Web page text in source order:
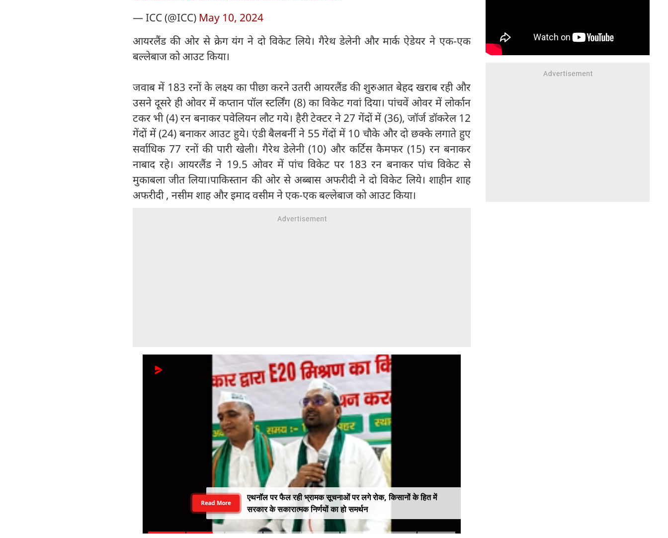
— ICC (@ICC) May 10, 2024
आयरलैंड की ओर से क्रेग यंग ने दो विकेट लिये। गैरेथ डेलेनी और मार्क ऐडेयर ने एक-एक
बल्लेबाज को आउट किया।
जवाब में 183 रनों के लक्ष्य का पीछा करने उतरी आयरलैंड की शुरुआत बेहद खराब रही और
उसने दूसरे ही ओवर में कप्तान पॉल स्टर्लिंग (8) का विकेट गवां दिया। पांचवें ओवर में लोर्कान
टकर भी (4) रन बनाकर पवेलियन लौट गये। हैरी टेक्टर ने 27 गेंदों में (36), जॉर्ज डॉकरेल 12
गेंदों में (24) बनाकर आउट हुये। एंडी बैलबर्नी ने 55 गेंदों में 10 चौके और दो छक्के लगाते हुए
सर्वाधिक 77 रनों की पारी खेली। गैरेथ डेलेनी (10) और कर्टिस कैमफर (15) रन बनाकर
नाबाद रहे। आयरलैंड ने 19.5 ओवर में पांच विकेट पर 183 रन बनाकर पांच विकेट से
मुकाबला जीत लिया।पाकिस्तान की ओर से अब्बास अफरीदी ने दो विकेट लिये। शाहीन शाह
अफरीदी , नसीम शाह और इमाद वसीम ने एक-एक बल्लेबाज को आउट किया।
एथनॉल पर फैल रही भ्रामक सूचनाओं पर लगे रोक, किसानों के हित में
सरकार के सकारात्मक निर्णयों का हो समर्थन
Read More